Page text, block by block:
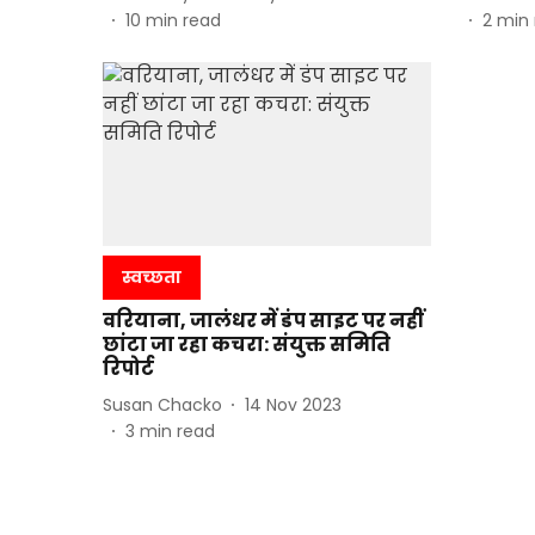
10 min read
2 min
स्वच्छता
वरियाना, जालंधर में डंप साइट पर नहीं
छांटा जा रहा कचरा: संयुक्त समिति
रिपोर्ट
Susan Chacko
14 Nov 2023
3 min read